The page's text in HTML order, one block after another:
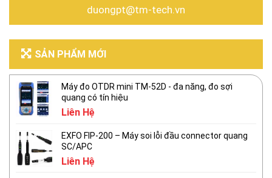
duongpt@tm-tech.vn
SẢN PHẨM MỚI
Máy đo OTDR mini TM-52D - đa năng, đo sợi
quang có tín hiệu
Liên Hệ
EXFO FIP-200 – Máy soi lỗi đầu connector quang
SC/APC
Liên Hệ